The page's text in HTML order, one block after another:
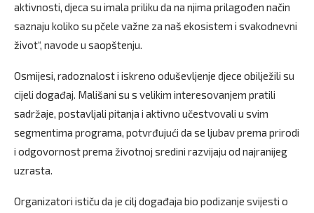
aktivnosti, djeca su imala priliku da na njima prilagođen način
saznaju koliko su pčele važne za naš ekosistem i svakodnevni
život“, navode u saopštenju.
Osmijesi, radoznalost i iskreno oduševljenje djece obilježili su
cijeli događaj. Mališani su s velikim interesovanjem pratili
sadržaje, postavljali pitanja i aktivno učestvovali u svim
segmentima programa, potvrđujući da se ljubav prema prirodi
i odgovornost prema životnoj sredini razvijaju od najranijeg
uzrasta.
Organizatori ističu da je cilj događaja bio podizanje svijesti o